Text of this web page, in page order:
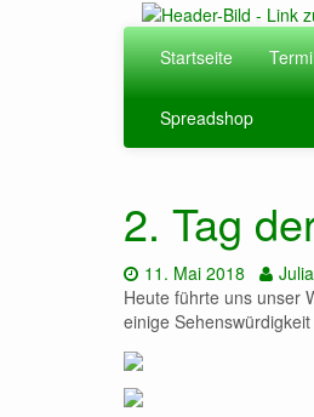
Startseite
Spreadshop
2. Tag
Datum:
11. Mai 2018
Heute führte uns unser
einige